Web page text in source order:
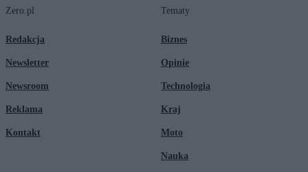
Zero.pl
Redakcja
Newsletter
Newsroom
Reklama
Kontakt
Tematy
Biznes
Opinie
Technologia
Kraj
Moto
Nauka